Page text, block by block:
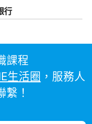
行
課程
生活圈 ，服務人
繫！